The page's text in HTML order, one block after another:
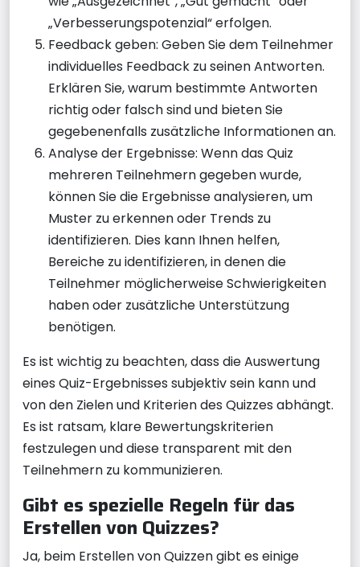
„Verbesserungspotenzial“ erfolgen.
Feedback geben: Geben Sie dem Teilnehmer
individuelles Feedback zu seinen Antworten.
Erklären Sie, warum bestimmte Antworten
richtig oder falsch sind und bieten Sie
gegebenenfalls zusätzliche Informationen an.
Analyse der Ergebnisse: Wenn das Quiz
mehreren Teilnehmern gegeben wurde,
können Sie die Ergebnisse analysieren, um
Muster zu erkennen oder Trends zu
identifizieren. Dies kann Ihnen helfen,
Bereiche zu identifizieren, in denen die
Teilnehmer möglicherweise Schwierigkeiten
haben oder zusätzliche Unterstützung
benötigen.
Es ist wichtig zu beachten, dass die Auswertung
eines Quiz-Ergebnisses subjektiv sein kann und
von den Zielen und Kriterien des Quizzes abhängt.
Es ist ratsam, klare Bewertungskriterien
festzulegen und diese transparent mit den
Teilnehmern zu kommunizieren.
Gibt es spezielle Regeln für das
Erstellen von Quizzes?
Ja, beim Erstellen von Quizzen gibt es einige